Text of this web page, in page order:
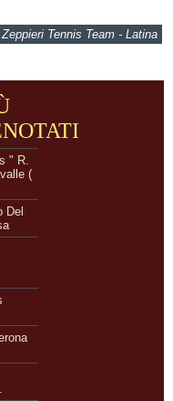
Tennis Team - Latina
" R.
(
Del